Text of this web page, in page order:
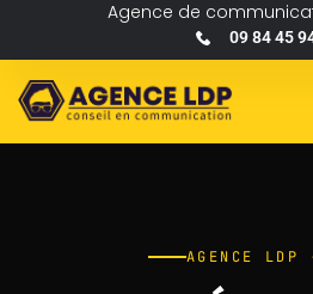
Agence de
09 84 45
AGENCE LDP